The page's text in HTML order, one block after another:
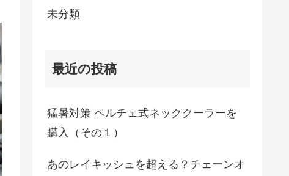
未分類
最近の投稿
猛暑対策 ペルチェ式ネッククーラーを
購入（その１）
あのレイキッシュを超える？チェーンオ